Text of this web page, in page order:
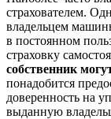
страхователем.
владельцем
в постоянном
страховку
собственник
понадобится
доверенность на
выданную